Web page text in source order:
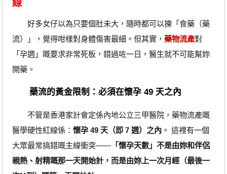
線
好多女仔以為只要個肚未大，隨時都可以揀「食藥（藥
流）」，覺得咁樣對身體傷害最細。但其實， 藥物流產對
「孕週」嘅要求非常死板，錯過咗一日，醫生就不可能幫妳
開藥。
藥流的黃金限制：必須在懷孕 49 天之內
不管是香港家計會定係內地公立三甲醫院，藥物流產嘅
醫學硬性紅線係： 懷孕 49 天（即 7 週）之內。 這裡有一個
大眾最常搞錯嘅主線衝突——「懷孕天數」不是由妳和伴侶
親熱、射精嘅那一天開始計，而是由妳上一次月經（最後一